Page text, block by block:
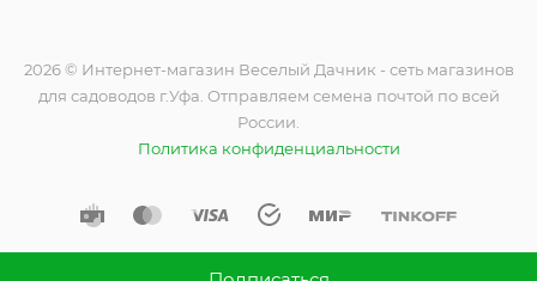
2026 © Интернет-магазин Веселый Дачник - сеть магазинов
для садоводов г.Уфа. Отправляем семена почтой по всей
России.
Политика конфиденциальности